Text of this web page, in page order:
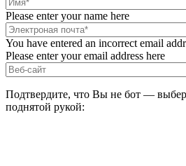
Please enter your name here
You have entered an incorrect email
Please enter your email address here
Подтвердите, что Вы не бот —
поднятой рукой: